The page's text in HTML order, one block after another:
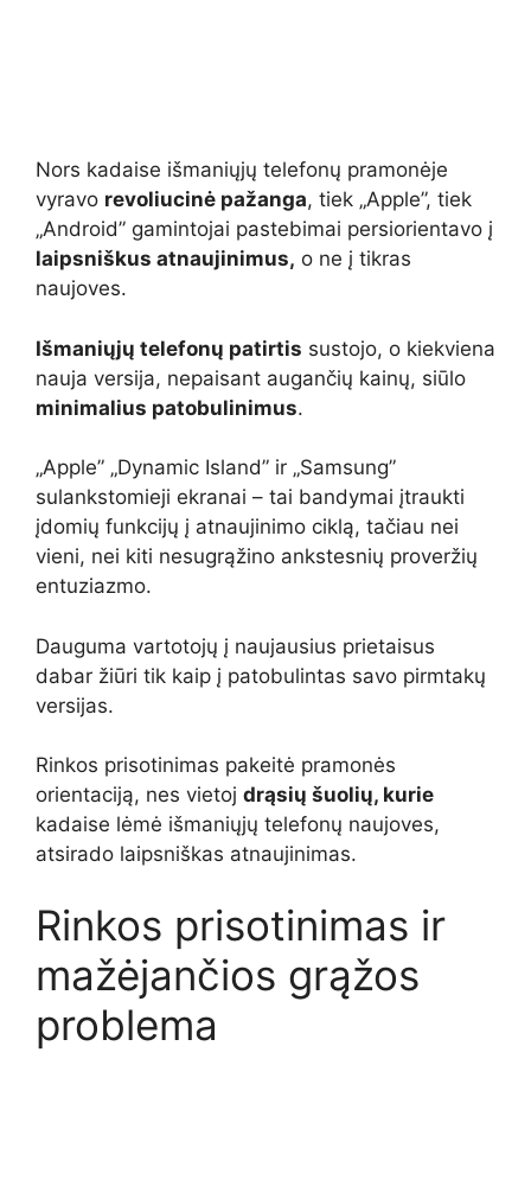
Nors kadaise išmaniųjų telefonų pramonėje
vyravo revoliucinė pažanga, tiek „Apple”, tiek
„Android” gamintojai pastebimai persiorientavo į
laipsniškus atnaujinimus, o ne į tikras
naujoves.
Išmaniųjų telefonų patirtis sustojo, o kiekviena
nauja versija, nepaisant augančių kainų, siūlo
minimalius patobulinimus.
„Apple” „Dynamic Island” ir „Samsung”
sulankstomieji ekranai – tai bandymai įtraukti
įdomių funkcijų į atnaujinimo ciklą, tačiau nei
vieni, nei kiti nesugrąžino ankstesnių proveržių
entuziazmo.
Dauguma vartotojų į naujausius prietaisus
dabar žiūri tik kaip į patobulintas savo pirmtakų
versijas.
Rinkos prisotinimas pakeitė pramonės
orientaciją, nes vietoj drąsių šuolių, kurie
kadaise lėmė išmaniųjų telefonų naujoves,
atsirado laipsniškas atnaujinimas.
Rinkos prisotinimas ir
mažėjančios grąžos
problema